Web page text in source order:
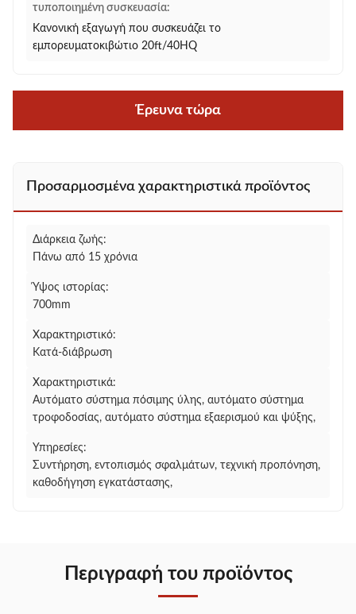
τυποποιημένη συσκευασία:
Κανονική εξαγωγή που συσκευάζει το
εμπορευματοκιβώτιο 20ft/40HQ
Έρευνα τώρα
Προσαρμοσμένα χαρακτηριστικά προϊόντος
Διάρκεια ζωής:
Πάνω από 15 χρόνια
Ύψος ιστορίας:
700mm
Χαρακτηριστικό:
Κατά-διάβρωση
Χαρακτηριστικά:
Αυτόματο σύστημα πόσιμης ύλης, αυτόματο σύστημα
τροφοδοσίας, αυτόματο σύστημα εξαερισμού και ψύξης,
Υπηρεσίες:
Συντήρηση, εντοπισμός σφαλμάτων, τεχνική προπόνηση,
καθοδήγηση εγκατάστασης,
Περιγραφή του προϊόντος